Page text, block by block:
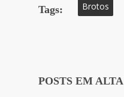
Tags: Brotos
POSTS EM ALTA